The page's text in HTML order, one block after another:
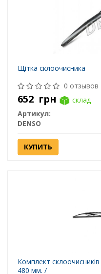
Щітка склоочисника
0 отзывов
652 грн
склад
Артикул:
DENSO
КУПИТЬ
Комплект склоочисників
480 мм. /